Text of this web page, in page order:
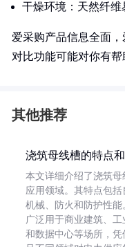
干燥环境：天然纤维
爱采购产品信息全面
对比功能可能对你有
其他推荐
浇筑母线槽的特点
本文详细介绍了浇筑母
应用领域。其特点包括
机械、防火和防护性能
广泛用于商业建筑、
和数据中心等场所，